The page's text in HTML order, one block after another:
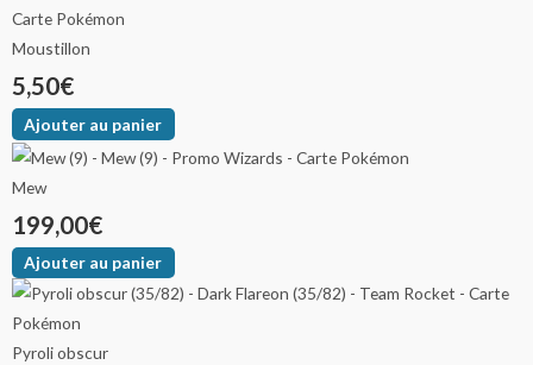
Moustillon
5,50€
Ajouter au panier
Mew
199,00€
Ajouter au panier
Pyroli obscur